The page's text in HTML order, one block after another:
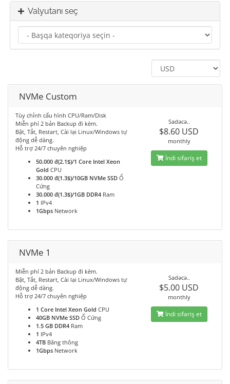
Valyutanı seç
NVMe Custom
Tùy chỉnh cấu hình CPU/Ram/Disk
Miễn phí 2 bản Backup đi kèm.
Bật, Tắt, Restart, Cài lại Linux/Windows tự
động dễ dàng.
Hỗ trợ 24/7 chuyên nghiệp
50.000 đ(2.1$)/1 Core Intel Xeon
Gold CPU
30.000 đ(1.3$)/10GB NVMe SSD Ổ
Cứng
30.000 đ(1.3$)/1GB DDR4 Ram
1 IPv4
1Gbps Network
Sadəcə..
$8.60 USD
monthly
İndi sifariş et
NVMe 1
Miễn phí 2 bản Backup đi kèm.
Bật, Tắt, Restart, Cài lại Linux/Windows tự
động dễ dàng.
Hỗ trợ 24/7 chuyên nghiệp
1 Core Intel Xeon Gold CPU
40GB NVMe SSD Ổ Cứng
1.5 GB DDR4 Ram
1 IPv4
4TB Băng thông
1Gbps Network
Sadəcə..
$5.00 USD
monthly
İndi sifariş et